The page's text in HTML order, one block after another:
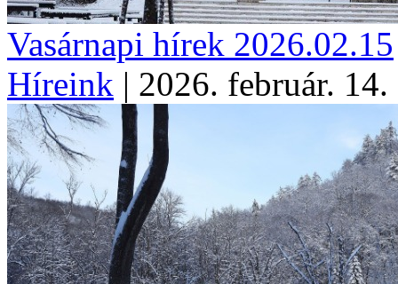
Vasárnapi hírek 2026.02.15
Híreink | 2026. február. 14.